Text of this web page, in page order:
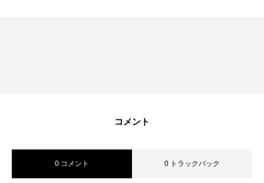
コメント
0 コメント 0 トラックバック